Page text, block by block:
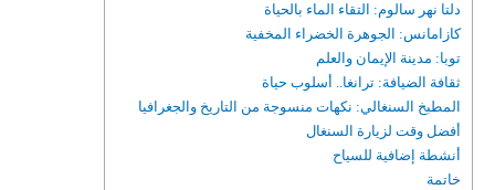
دلتا نهر سالوم: التقاء الماء بالحياة
كازامانس: الجوهرة الخضراء المخفية
توبا: مدينة الإيمان والعلم
ثقافة الضيافة: ترانغا.. أسلوب حياة
المطبخ السنغالي: نكهات منسوجة من التاريخ والجغرافيا
أفضل وقت لزيارة السنغال
أنشطة إضافية للسياح
خاتمة